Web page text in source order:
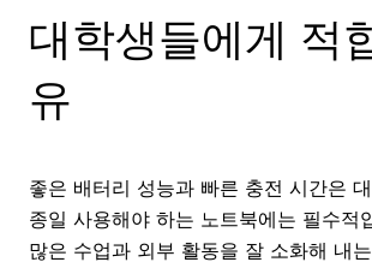
대학생들에게 적
유
좋은 배터리 성능과 빠른 충전 시간은
종일 사용해야 하는 노트북에는 필수적
많은 수업과 외부 활동을 잘 소화해 내